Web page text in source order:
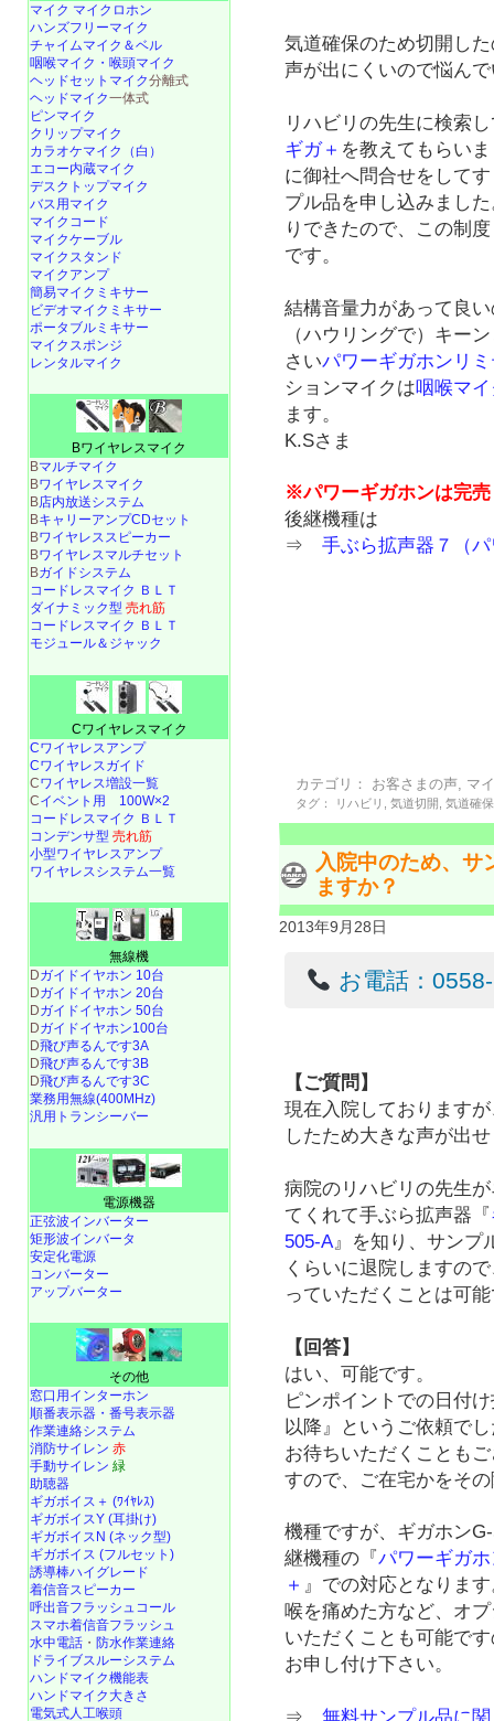
気道確保のため切開し
声が出にくいので悩ん
リハビリの先生に検索
ギガ＋ を教えてもらい
に御社へ問合せをして
プル品を申し込みまし
りできたので、この制
です。
結構音量力があって良
（ハウリングで）キー
さいパワーギガホンリ
ションマイクは咽喉マ
ます。
K.Sさま
※パワーギガホンは完
後継機種は
⇒手ぶら拡声器７（
カテゴリ： お客さまの声, マ
タグ： リハビリ ,気道切開 ,気道確保
入院中のため、サ
ますか？
2013年9月28日
お電話：
【ご質問】
現在入院しております
したため大きな声が出
病院のリハビリの先生
てくれて手ぶら拡声器『
505-A』を知り、サンプ
くらいに退院しますの
っていただくことは可
【回答】
はい、可能です。
ピンポイントでの日付
以降』というご依頼で
お待ちいただくことも
すので、ご在宅かをそ
機種ですが、ギガホン
継機種の『パワーギガ
＋ 』での対応となりま
喉を痛めた方など、オ
いただくことも可能で
お申し付け下さい。
マイク マイクロホン
ハンズフリーマイク
チャイムマイク＆ベル
咽喉マイク・喉頭マイク
ヘッドセットマイク分離式
ヘッドマイク一体式
ピンマイク
クリップマイク
カラオケマイク（白）
エコー内蔵マイク
デスクトップマイク
バス用マイク
マイクコード
マイクケーブル
マイクスタンド
マイクアンプ
簡易マイクミキサー
ビデオマイクミキサー
ポータブルミキサー
マイクスポンジ
レンタルマイク
Bワイヤレスマイク
Bマルチマイク
Bワイヤレスマイク
B店内放送システム
BキャリーアンプCDセット
Bワイヤレススピーカー
Bワイヤレスマルチセット
Bガイドシステム
コードレスマイク ＢＬＴ
ダイナミック型 売れ筋
コードレスマイク ＢＬＴ
モジュール＆ジャック
Cワイヤレスマイク
Cワイヤレスアンプ
Cワイヤレスガイド
Cワイヤレス増設一覧
Cイベント用 100W×2
コードレスマイク ＢＬＴ
コンデンサ型 売れ筋
小型ワイヤレスアンプ
ワイヤレスシステム一覧
無線機
Dガイドイヤホン 10台
Dガイドイヤホン 20台
Dガイドイヤホン 50台
Dガイドイヤホン100台
D飛び声るんです3A
D飛び声るんです3B
D飛び声るんです3C
業務用無線(400MHz)
汎用トランシーバー
電源機器
正弦波インバーター
矩形波インバータ
安定化電源
コンバーター
アップバーター
その他
窓口用インターホン
順番表示器・番号表示器
作業連絡システム
消防サイレン 赤
手動サイレン 緑
助聴器
ギガボイス＋ (ﾜｲﾔﾚｽ)
ギガボイスY (耳掛け)
ギガボイスN (ネック型)
ギガボイス (フルセット)
誘導棒ハイグレード
着信音スピーカー
呼出音フラッシュコール
スマホ着信音フラッシュ
水中電話 ・ 防水作業連絡
ドライブスルーシステム
ハンドマイク機能表
ハンドマイク大きさ
電気式人工喉頭